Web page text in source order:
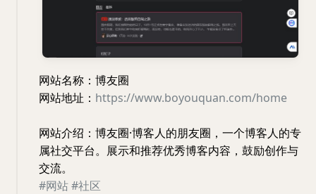
网站名称：博友圈
网站地址： https://www.boyouquan.com/home
网站介绍：博友圈·博客人的朋友圈，一个博客人的专
属社交平台。展示和推荐优秀博客内容，鼓励创作与
交流。
#网站#社区